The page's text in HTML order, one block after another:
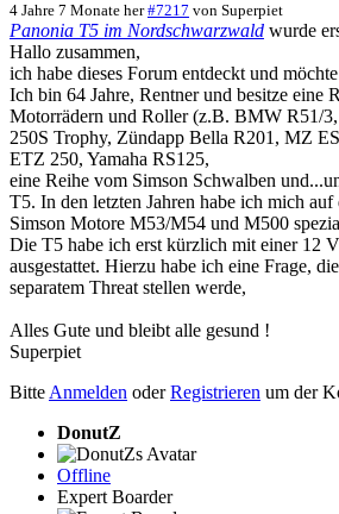
4 Jahre 7 Monate her #7217 von Superpiet
Panonia T5 im Nordschwarzwald wurde
Hallo zusammen,
ich habe dieses Forum entdeckt und
Ich bin 64 Jahre, Rentner und besitze eine
Motorrädern und Roller (z.B. BMW R51/
250S Trophy, Zündapp Bella R201, MZ
ETZ 250, Yamaha RS125,
eine Reihe vom Simson Schwalben
T5. In den letzten Jahren habe ich mich
Simson Motore M53/M54 und M500
Die T5 habe ich erst kürzlich mit einer 12
ausgestattet. Hierzu habe ich eine Frage,
separatem Threat stellen werde,
Alles Gute und bleibt alle gesund !
Superpiet
Bitte Anmelden oderRegistrieren um der
DonutZ
Offline
Expert Boarder